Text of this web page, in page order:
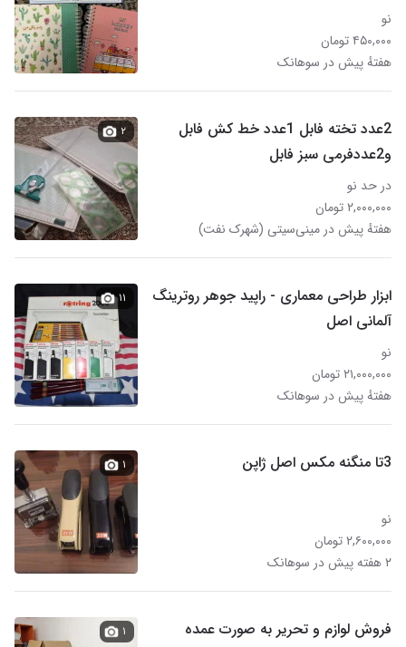
نو
۴۵۰,۰۰۰ تومان
هفتهٔ پیش در سوهانک
2عدد تخته فابل 1عدد خط کش فابل
و2عددفرمی سبز فابل
در حد نو
۲,۰۰۰,۰۰۰ تومان
هفتهٔ پیش در مینی‌سیتی (شهرک نفت)
۲
ابزار طراحی معماری - راپید جوهر روترینگ
آلمانی اصل
نو
۲۱,۰۰۰,۰۰۰ تومان
هفتهٔ پیش در سوهانک
۱۱
3تا منگنه مکس اصل ژاپن
نو
۲,۶۰۰,۰۰۰ تومان
۲ هفته پیش در سوهانک
۱
فروش لوازم و تحریر به صورت عمده ۱